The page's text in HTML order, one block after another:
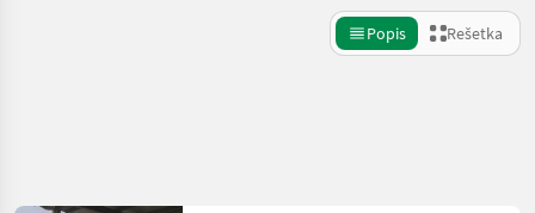
Popis Rešetka